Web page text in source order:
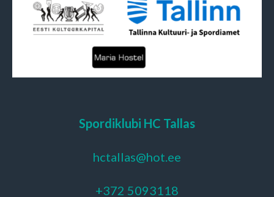
Spordiklubi HC Tallas
hctallas@hot.ee
+372 5093118